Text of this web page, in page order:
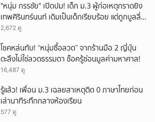
"หนุ่ม กรรชัย" เปิดปม! เด็ก ม.3 ผู้ก่อเหตุกราดยิง
เทพศิรินทร์นนท์ เดิมเป็นเด็กเรียบร้อย แต่ถูกบูลลี่
หนัก คาดแรงกดดันสะสมกลายเป็นแรงแค้น จนก่อ
2,672 ดู
โชคหล่นทับ! “หนุ่มซื้อลวด” จากร้านมือ 2 ญี่ปุ่น
ตะลึงไม่ใช่ลวดธรรมดา ช็อครู้ซ่อนมูลค่ามหาศาล!
16,487 ดู
รู้แล้ว! เพื่อน ม.3 เฉลยสาเหตุติด 0 ภาษาไทยก่อน
เล่านาทีระทึกกลางห้องเรียน
577 ดู